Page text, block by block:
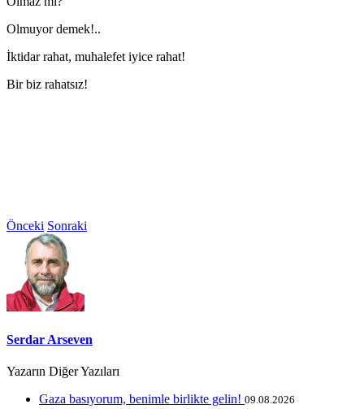
Olmuyor demek!..
İktidar rahat, muhalefet iyice rahat!
Bir biz rahatsız!
Önceki Sonraki
Serdar Arseven
Yazarın Diğer Yazıları
Gaza basıyorum, benimle birlikte gelin! 09.08.2026